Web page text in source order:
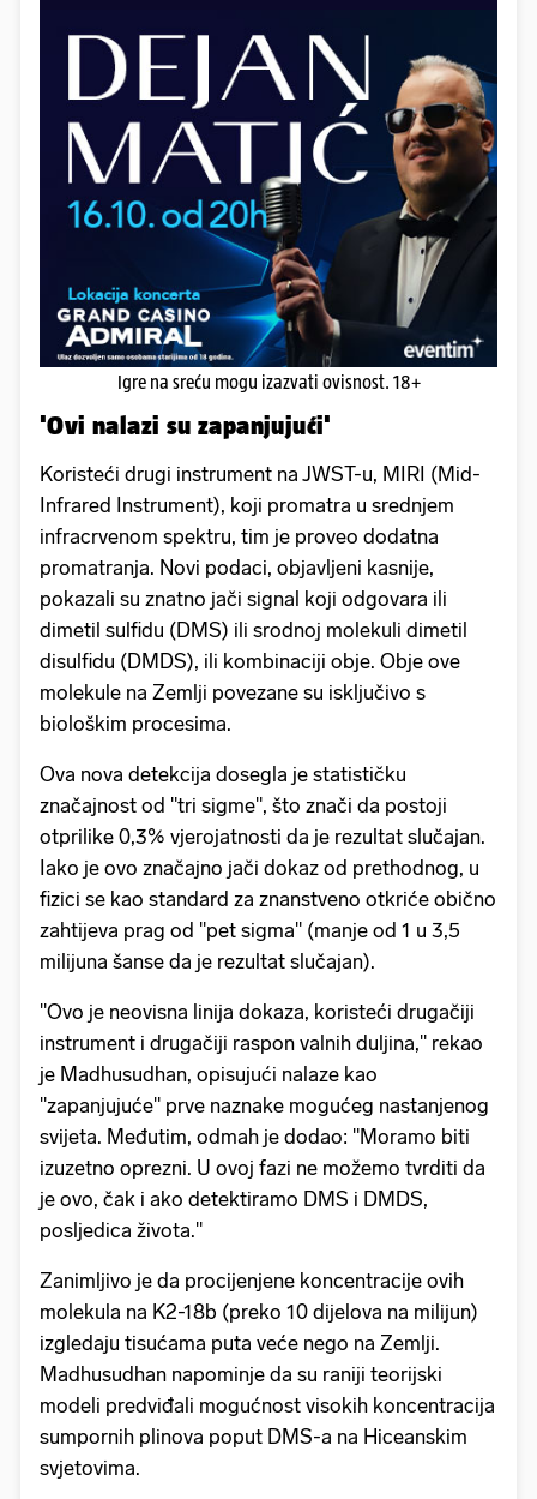
Igre na sreću mogu izazvati ovisnost. 18+
'Ovi nalazi su zapanjujući'
Koristeći drugi instrument na JWST-u, MIRI (Mid-
Infrared Instrument), koji promatra u srednjem
infracrvenom spektru, tim je proveo dodatna
promatranja. Novi podaci, objavljeni kasnije,
pokazali su znatno jači signal koji odgovara ili
dimetil sulfidu (DMS) ili srodnoj molekuli dimetil
disulfidu (DMDS), ili kombinaciji obje. Obje ove
molekule na Zemlji povezane su isključivo s
biološkim procesima.
Ova nova detekcija dosegla je statističku
značajnost od "tri sigme", što znači da postoji
otprilike 0,3% vjerojatnosti da je rezultat slučajan.
Iako je ovo značajno jači dokaz od prethodnog, u
fizici se kao standard za znanstveno otkriće obično
zahtijeva prag od "pet sigma" (manje od 1 u 3,5
milijuna šanse da je rezultat slučajan).
"Ovo je neovisna linija dokaza, koristeći drugačiji
instrument i drugačiji raspon valnih duljina," rekao
je Madhusudhan, opisujući nalaze kao
"zapanjujuće" prve naznake mogućeg nastanjenog
svijeta. Međutim, odmah je dodao: "Moramo biti
izuzetno oprezni. U ovoj fazi ne možemo tvrditi da
je ovo, čak i ako detektiramo DMS i DMDS,
posljedica života."
Zanimljivo je da procijenjene koncentracije ovih
molekula na K2-18b (preko 10 dijelova na milijun)
izgledaju tisućama puta veće nego na Zemlji.
Madhusudhan napominje da su raniji teorijski
modeli predviđali mogućnost visokih koncentracija
sumpornih plinova poput DMS-a na Hiceanskim
svjetovima.